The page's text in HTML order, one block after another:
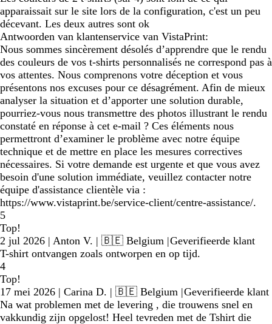
apparaissait sur le site lors de la configuration, c'est un peu
décevant. Les deux autres sont ok
Antwoorden van klantenservice van VistaPrint:
Nous sommes sincèrement désolés d’apprendre que le rendu
des couleurs de vos t-shirts personnalisés ne correspond pas à
vos attentes. Nous comprenons votre déception et vous
présentons nos excuses pour ce désagrément. Afin de mieux
analyser la situation et d’apporter une solution durable,
pourriez-vous nous transmettre des photos illustrant le rendu
constaté en réponse à cet e-mail ? Ces éléments nous
permettront d’examiner le problème avec notre équipe
technique et de mettre en place les mesures correctives
nécessaires. Si votre demande est urgente et que vous avez
besoin d'une solution immédiate, veuillez contacter notre
équipe d'assistance clientèle via :
https://www.vistaprint.be/service-client/centre-assistance/.
5
Top!
2 jul 2026 | Anton V. | 🇧🇪 Belgium |Geverifieerde klant
T-shirt ontvangen zoals ontworpen en op tijd.
4
Top!
17 mei 2026 | Carina D. | 🇧🇪 Belgium |Geverifieerde klant
Na wat problemen met de levering , die trouwens snel en
vakkundig zijn opgelost! Heel tevreden met de Tshirt die